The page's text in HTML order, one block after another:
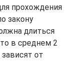
прохождения
закону
длиться
в среднем 2
от